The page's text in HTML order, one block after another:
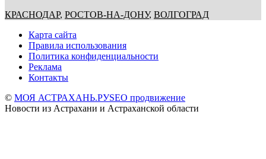
КРАСНОДАР, РОСТОВ-НА-ДОНУ, ВОЛГОГРАД
Карта сайта
Правила использования
Политика конфиденциальности
Реклама
Контакты
© МОЯ АСТРАХАНЬ.РУSEO продвижение
Новости из Астрахани и Астраханской области